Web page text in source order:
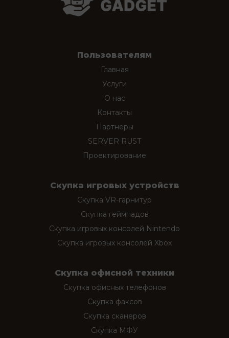
Пользователям
Главная
Услуги
О нас
Контакты
Партнеры
SERVER RUST
Проектирование
Скупка игровых устройств
Скупка VR-гарнитур
Скупка геймпадов
Скупка игровых консолей Nintendo
Скупка игровых консолей Xbox
Скупка офисной техники
Скупка офисных телефонов
Скупка факсов
Скупка сканеров
Скупка МФУ